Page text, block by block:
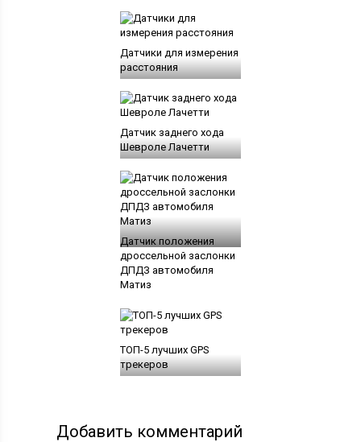
Датчики для измерения
расстояния
Датчик заднего хода
Шевроле Лачетти
Датчик положения
дроссельной заслонки
ДПДЗ автомобиля
Матиз
ТОП-5 лучших GPS
трекеров
Добавить комментарий